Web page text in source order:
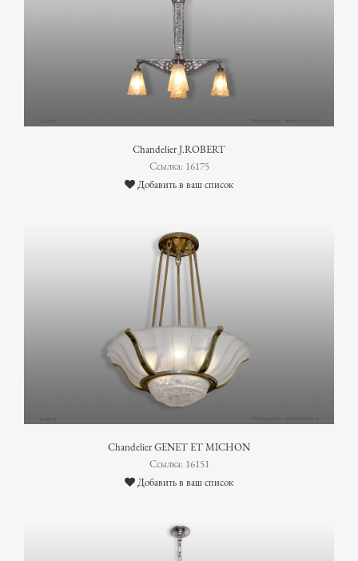
Chandelier J.ROBERT
Ссылка: 16175
Добавить в ваш список
Chandelier GENET ET MICHON
Ссылка: 16151
Добавить в ваш список